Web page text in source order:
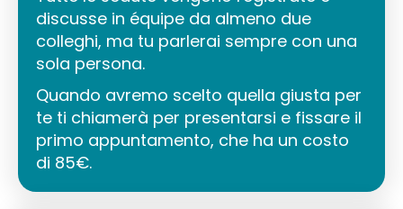
discusse in équipe da almeno due
colleghi, ma tu parlerai sempre con una
sola persona.
Quando avremo scelto quella giusta per
te ti chiamerà per presentarsi e fissare il
primo appuntamento, che ha un costo
di 85€.